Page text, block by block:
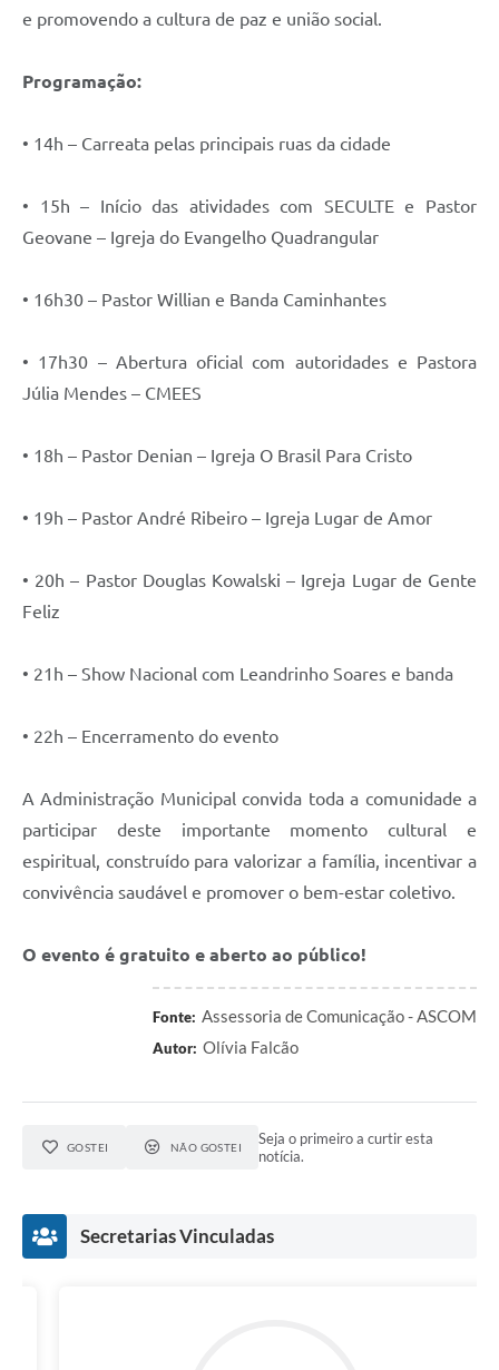
e promovendo a cultura de paz e união social.
Programação:
• 14h – Carreata pelas principais ruas da cidade
• 15h – Início das atividades com SECULTE e Pastor
Geovane – Igreja do Evangelho Quadrangular
• 16h30 – Pastor Willian e Banda Caminhantes
• 17h30 – Abertura oficial com autoridades e Pastora
Júlia Mendes – CMEES
• 18h – Pastor Denian – Igreja O Brasil Para Cristo
• 19h – Pastor André Ribeiro – Igreja Lugar de Amor
• 20h – Pastor Douglas Kowalski – Igreja Lugar de Gente
Feliz
• 21h – Show Nacional com Leandrinho Soares e banda
• 22h – Encerramento do evento
A Administração Municipal convida toda a comunidade a
participar deste importante momento cultural e
espiritual, construído para valorizar a família, incentivar a
convivência saudável e promover o bem-estar coletivo.
O evento é gratuito e aberto ao público!
Fonte: Assessoria de Comunicação - ASCOM
Autor: Olívia Falcão
GOSTEI NÃO GOSTEI
Seja o primeiro a curtir esta
notícia.
Secretarias Vinculadas